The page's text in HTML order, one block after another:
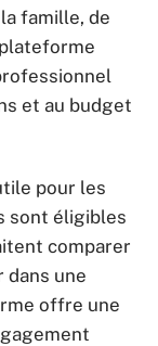
famille, de
et au budget
pour les
sont éligibles
comparer
dans une
offre une